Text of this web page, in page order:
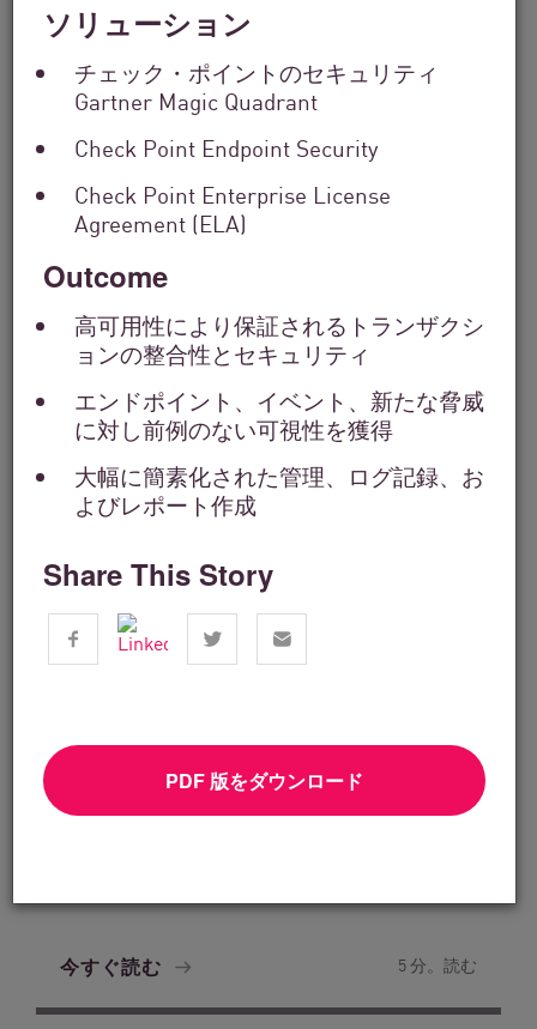
ソリューション
チェック・ポイントのセキュリティ
Gartner Magic Quadrant
Check Point Endpoint Security
Check Point Enterprise License
Agreement (ELA)
Outcome
高可用性により保証されるトランザクシ
ョンの整合性とセキュリティ
エンドポイント、イベント、新たな脅威
に対し前例のない可視性を獲得
大幅に簡素化された管理、ログ記録、お
よびレポート作成
Share This Story
PDF 版をダウンロード
by
Solutions
by
Filter
Search
Keyword
金融サービス
今すぐ読む 5 分。読む